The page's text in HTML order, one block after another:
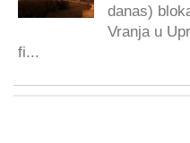
danas)
Vranja u
fi...